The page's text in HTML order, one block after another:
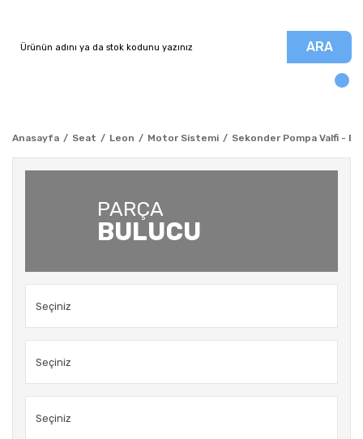
ARA
Anasayfa Seat Leon Motor Sistemi Sekonder Pompa Valfi -
PARÇA
BULUCU